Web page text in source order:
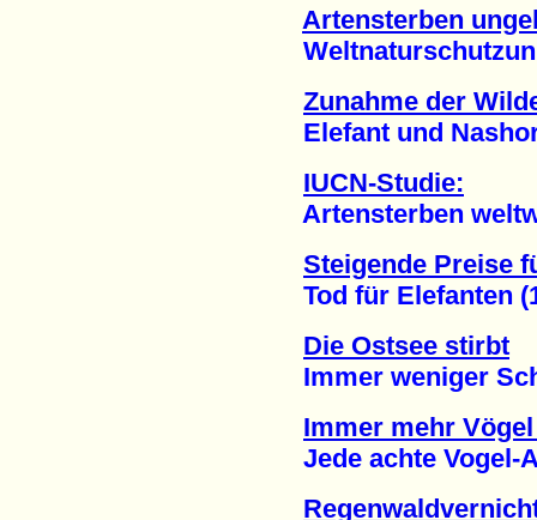
Artensterben
Zunahme der
Elefant und
IUCN-Studie:
Artensterben
Steigende Preise
Tod für Elefanten
Die Ostsee stirbt
Immer weniger
Immer mehr
Jede achte Vogel-